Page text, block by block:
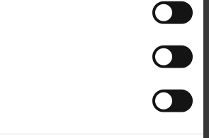
YMOCA-PWM-04-LR
YMOCA-PWM-